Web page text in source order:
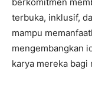
terbuka, inklusif,
mampu
mengembangkan
karya mereka bagi